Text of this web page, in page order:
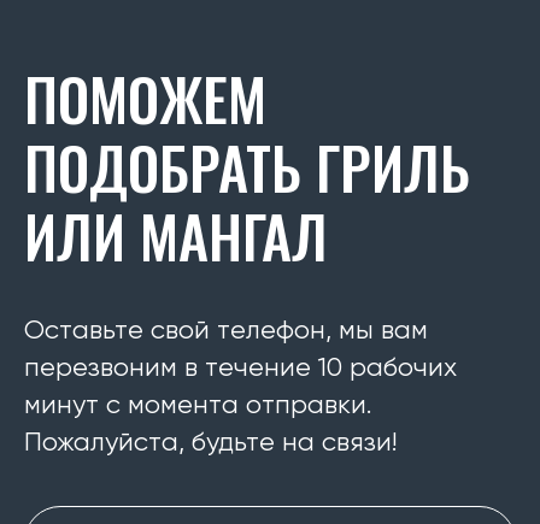
ПОМОЖЕМ
ПОДОБРАТЬ ГРИЛЬ
ИЛИ МАНГАЛ
Оставьте свой телефон, мы вам
перезвоним в течение 10 рабочих
минут с момента отправки.
Пожалуйста, будьте на связи!